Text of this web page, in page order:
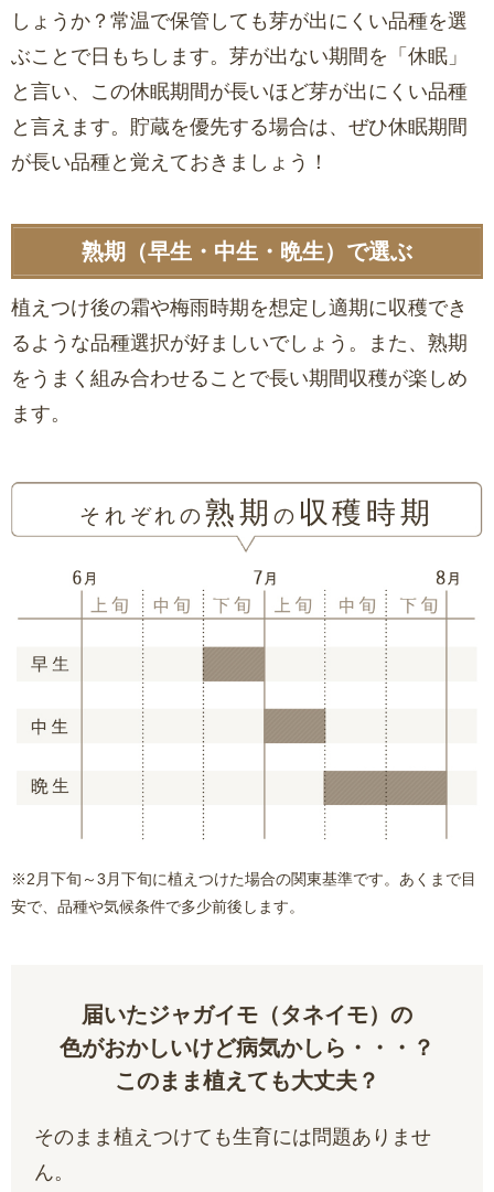
しょうか？常温で保管しても芽が出にくい品種を選
ぶことで日もちします。芽が出ない期間を「休眠」
と言い、この休眠期間が長いほど芽が出にくい品種
と言えます。貯蔵を優先する場合は、ぜひ休眠期間
が長い品種と覚えておきましょう！
熟期（早生・中生・晩生）で選ぶ
植えつけ後の霜や梅雨時期を想定し適期に収穫でき
るような品種選択が好ましいでしょう。また、熟期
をうまく組み合わせることで長い期間収穫が楽しめ
ます。
それぞれの熟期 の 収穫時期
※2月下旬～3月下旬に植えつけた場合の関東基準です。あくまで目
安で、品種や気候条件で多少前後します。
届いたジャガイモ（タネイモ）の
色がおかしいけど病気かしら・・・？
このまま植えても大丈夫？
そのまま植えつけても生育には問題ありませ
ん。